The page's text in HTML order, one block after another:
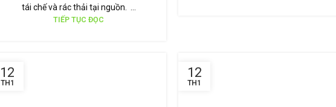
tái chế và rác thải tại nguồn. ...
TIẾP TỤC ĐỌC
12
TH1
12
TH1